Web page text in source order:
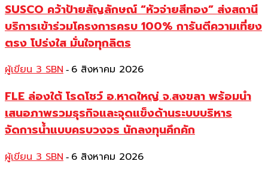
SUSCO คว้าป้ายสัญลักษณ์ “หัวจ่ายสีทอง” ส่งสถานี
บริการเข้าร่วมโครงการครบ 100% การันตีความเที่ยง
ตรง โปร่งใส มั่นใจทุกลิตร
ผู้เขียน 3 SBN - 6 สิงหาคม 2026
FLE ล่องใต้ โรดโชว์ อ.หาดใหญ่ จ.สงขลา พร้อมนำ
เสนอภาพรวมธุรกิจและจุดแข็งด้านระบบบริหาร
จัดการน้ำแบบครบวงจร นักลงทุนคึกคัก
ผู้เขียน 3 SBN - 6 สิงหาคม 2026